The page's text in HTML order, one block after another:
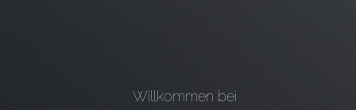
Willkommen bei